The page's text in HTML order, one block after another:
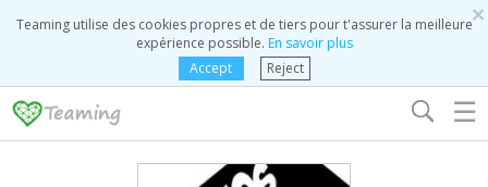
×
Teaming utilise des cookies propres et de tiers pour t'assurer la meilleure
expérience possible. En savoir plus
Accept
Reject
☰